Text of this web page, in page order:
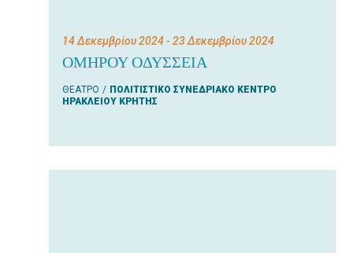
14 Δεκεμβρίου 2024- 23 Δεκεμβρίου 2024
ΟΜΗΡΟΥ ΟΔΥΣΣΕΙΑ
ΘΕΑΤΡΟ
ΠΟΛΙΤΙΣΤΙΚΟ ΣΥΝΕΔΡΙΑΚΟ ΚΕΝΤΡΟ
ΗΡΑΚΛΕΙΟΥ ΚΡΗΤΗΣ